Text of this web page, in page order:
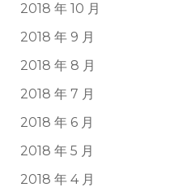
2018 年 10 月
2018 年 9 月
2018 年 8 月
2018 年 7 月
2018 年 6 月
2018 年 5 月
2018 年 4 月